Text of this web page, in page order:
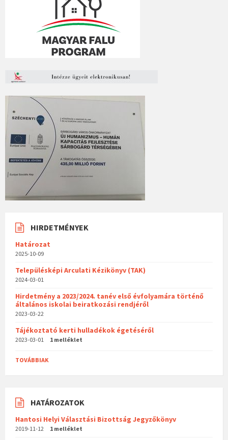
HIRDETMÉNYEK
Határozat
2025-10-09
Településképi Arculati Kézikönyv (TAK)
2024-03-01
Hirdetmény a 2023/2024. tanév első évfolyamára történő
általános iskolai beiratkozási rendjéről
2023-03-22
Tájékoztató kerti hulladékok égetéséről
2023-03-01 1 melléklet
TOVÁBBIAK
HATÁROZATOK
Hantosi Helyi Választási Bizottság Jegyzőkönyv
2019-11-12 1 melléklet